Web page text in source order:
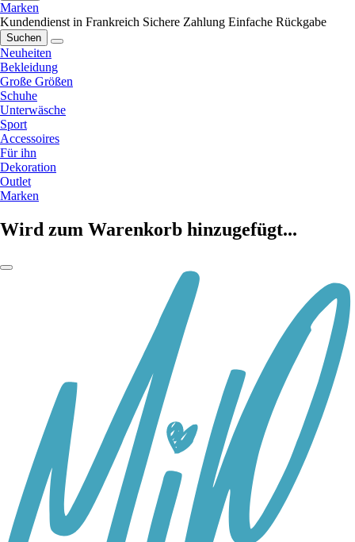
Marken
Kundendienst in Frankreich Sichere Zahlung Einfache Rückgabe
Suchen
Neuheiten
Bekleidung
Große Größen
Schuhe
Unterwäsche
Sport
Accessoires
Für ihn
Dekoration
Outlet
Marken
Wird zum Warenkorb hinzugefügt...